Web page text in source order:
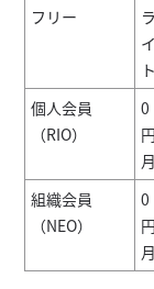
フリー
ラ
イ
ト
個人会員
（RIO）
0
月
組織会員
（NEO）
0
月